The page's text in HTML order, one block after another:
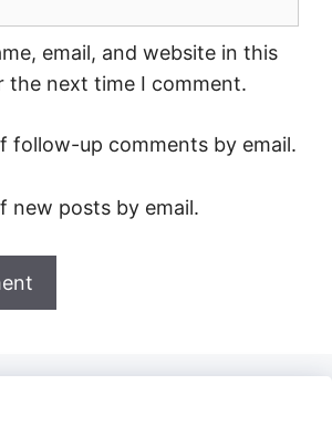
email, and website in this
the next time I comment.
follow-up comments by email.
new posts by email.